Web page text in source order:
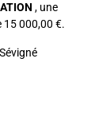
, une
15 000,00 €.